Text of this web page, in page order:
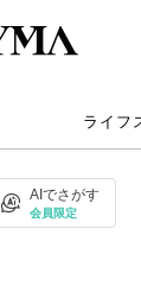
ライフ
AIでさがす
会員限定